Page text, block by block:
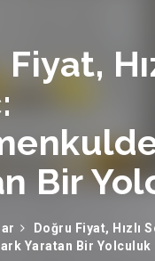
Bir
Doğru Fiyat, Hızlı
Yaratan Bir Yolculuk